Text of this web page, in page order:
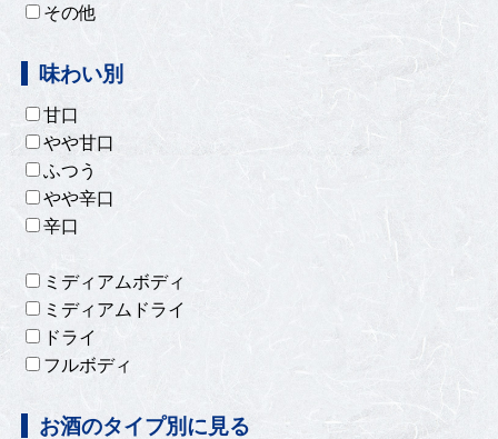
その他
味わい別
甘口
やや甘口
ふつう
やや辛口
辛口
ミディアムボディ
ミディアムドライ
ドライ
フルボディ
お酒のタイプ別に見る